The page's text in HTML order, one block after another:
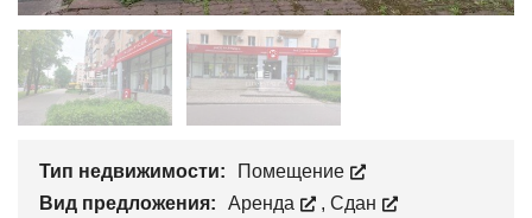
Тип недвижимости:
Помещение
Вид предложения:
Аренда , Сдан